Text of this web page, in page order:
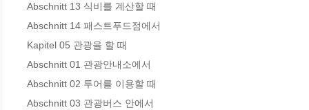
Abschnitt 13 식비를 계산할 때
Abschnitt 14 패스트푸드점에서
Kapitel 05 관광을 할 때
Abschnitt 01 관광안내소에서
Abschnitt 02 투어를 이용할 때
Abschnitt 03 관광버스 안에서